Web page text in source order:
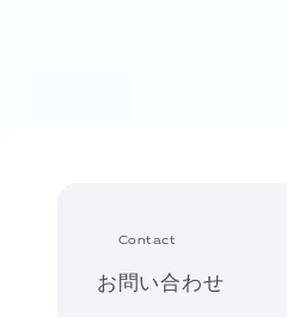
Contact
お問い合わせ